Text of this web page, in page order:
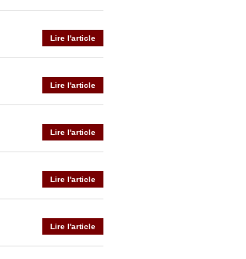
Lire l'article
Lire l'article
Lire l'article
Lire l'article
Lire l'article